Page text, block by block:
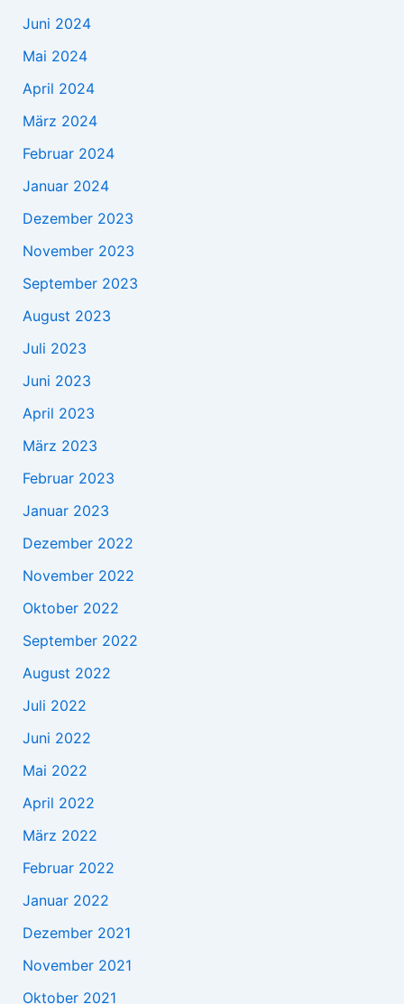
Juni 2024
Mai 2024
April 2024
März 2024
Februar 2024
Januar 2024
Dezember 2023
November 2023
September 2023
August 2023
Juli 2023
Juni 2023
April 2023
März 2023
Februar 2023
Januar 2023
Dezember 2022
November 2022
Oktober 2022
September 2022
August 2022
Juli 2022
Juni 2022
Mai 2022
April 2022
März 2022
Februar 2022
Januar 2022
Dezember 2021
November 2021
Oktober 2021